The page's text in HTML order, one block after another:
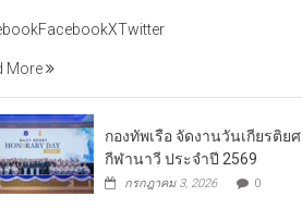
More
กองทัพเรือ จัดงานวันเกียรติยศ
กีฬานาวี ประจำปี 2569
กรกฎาคม 3, 2026 0